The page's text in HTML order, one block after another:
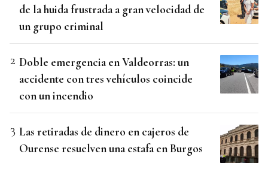
de la huida frustrada a gran velocidad de
un grupo criminal
Doble emergencia en Valdeorras: un
accidente con tres vehículos coincide
con un incendio
Las retiradas de dinero en cajeros de
Ourense resuelven una estafa en Burgos